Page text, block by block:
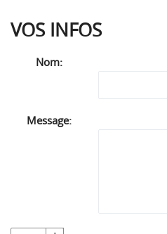
VOS INFOS
Nom:
Message: